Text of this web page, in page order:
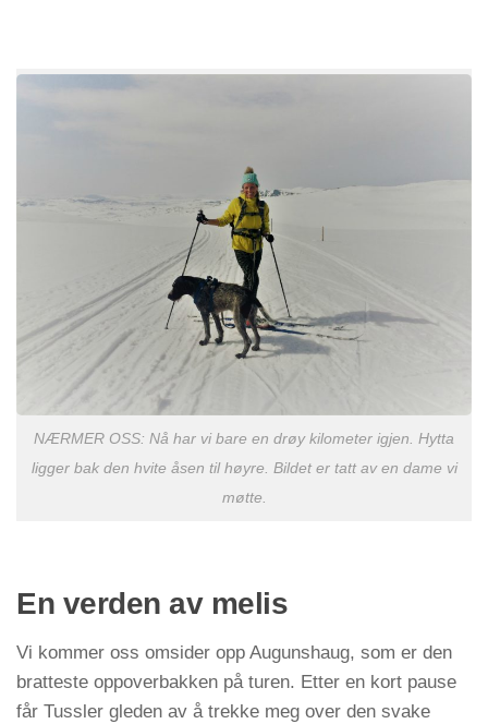
NÆRMER OSS: Nå har vi bare en drøy kilometer igjen. Hytta
ligger bak den hvite åsen til høyre. Bildet er tatt av en dame vi
møtte.
En verden av melis
Vi kommer oss omsider opp Augunshaug, som er den
bratteste oppoverbakken på turen. Etter en kort pause
får Tussler gleden av å trekke meg over den svake